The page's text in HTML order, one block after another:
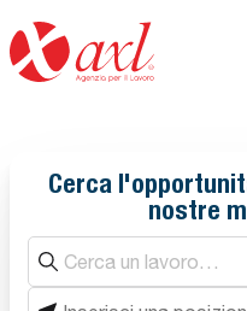
Cerca
nostre
Cerca un lavoro
Inizia a digitare: